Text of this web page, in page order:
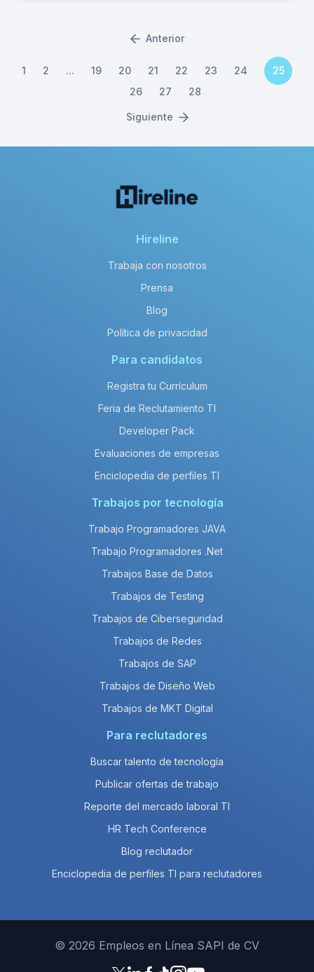
Anterior
1 2 ... 19 20 21 22 23 24
25
26
27 28
Siguiente
Hireline
Trabaja con nosotros
Prensa
Blog
Política de privacidad
Para candidatos
Registra tu Currículum
Feria de Reclutamiento TI
Developer Pack
Evaluaciones de empresas
Enciclopedia de perfiles TI
Trabajos por tecnología
Trabajo Programadores JAVA
Trabajo Programadores .Net
Trabajos Base de Datos
Trabajos de Testing
Trabajos de Ciberseguridad
Trabajos de Redes
Trabajos de SAP
Trabajos de Diseño Web
Trabajos de MKT Digital
Para reclutadores
Buscar talento de tecnología
Publicar ofertas de trabajo
Reporte del mercado laboral TI
HR Tech Conference
Blog reclutador
Enciclopedia de perfiles TI para reclutadores
© 2026 Empleos en Línea SAPI de CV